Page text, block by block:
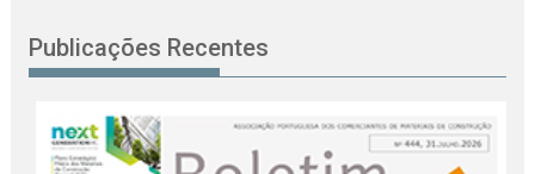
Publicações Recentes